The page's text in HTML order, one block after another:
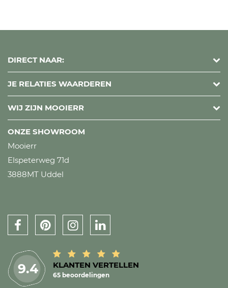
DIRECT NAAR:
JE RELATIES WAARDEREN
WIJ ZIJN MOOIERR
ONZE SHOWROOM
Mooierr
Elspeterweg 71d
3888MT Uddel
9.4 KLANTEN VERTELLEN
65 beoordelingen